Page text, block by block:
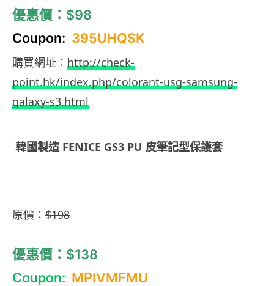
優惠價：$98
Coupon: 395UHQSK
購買網址： http://check-
point.hk/index.php/colorant-usg-samsung-
galaxy-s3.html
韓國製造 FENICE GS3 PU 皮筆記型保護套
原價： $198
優惠價：$138
Coupon: MPIVMFMU